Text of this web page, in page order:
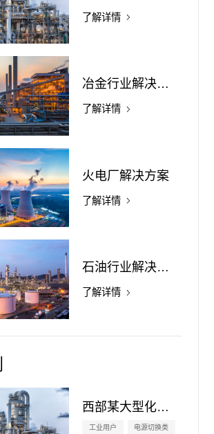
了解详情
冶金行业解决方案
了解详情
火电厂解决方案
了解详情
石油行业解决方案
了解详情
西部某大型化工企业
工业用户 电源切换类